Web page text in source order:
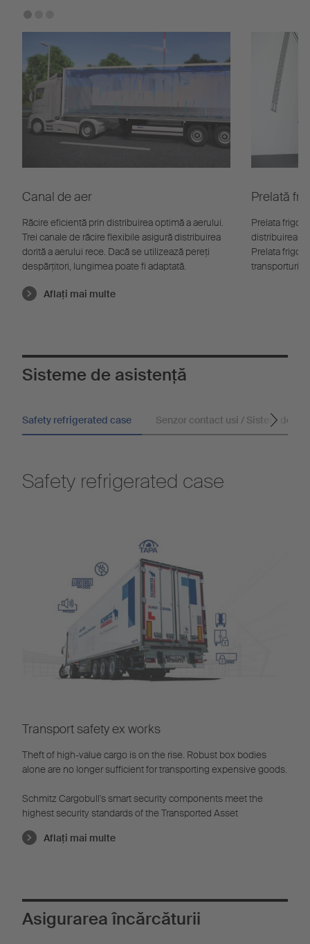
Canal de aer
Răcire eficientă prin distribuirea optimă a aerului.
Trei canale de răcire flexibile asigură distribuirea
dorită a aerului rece. Dacă se utilizează pereţi
despărţitori, lungimea poate fi adaptată.
Aflaţi mai multe
Prelată
Prelata
distribuirea
Prelata
transporturile
Sisteme de asistenţă
Safety refrigerated case Senzor contact usi / Sistem de
Safety refrigerated case
Transport safety ex works
Theft of high-value cargo is on the rise. Robust box bodies
alone are no longer sufficient for transporting expensive goods.
Schmitz Cargobull's smart security components meet the
highest security standards of the Transported Asset
Aflaţi mai multe
Asigurarea încărcăturii